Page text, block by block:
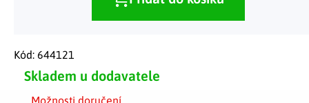
Skladem u dodavatele
Možnosti doručení
Kód: 644121